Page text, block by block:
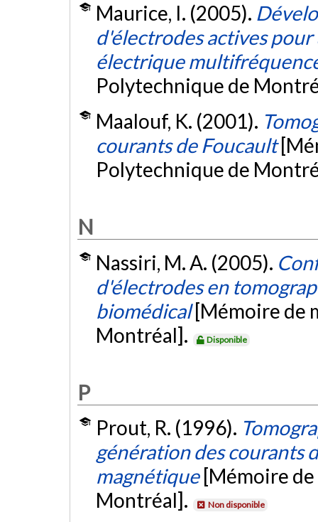
Maurice, I. (2005).
d'électrodes actives
électrique
Polytechnique de
Maalouf, K. (2001).
courants de Foucault
Polytechnique de
N
Nassiri, M. A. (2005).
d'électrodes en
biomédical [Mémoire de
Montréal].
Disponible
P
Prout, R. (1996).
génération des courants
magnétique [Mémoire
Montréal].
Non disponible